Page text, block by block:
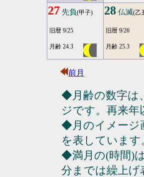
27 先負(甲子)
旧暦 9/25
月齢 24.3
28 仏滅(乙
旧暦 9/26
月齢 25.3
前月
◆月齢の数字は
ジです。再来年
◆月のイメージ
を表しています
◆満月の(時間)
分までは繰上げ